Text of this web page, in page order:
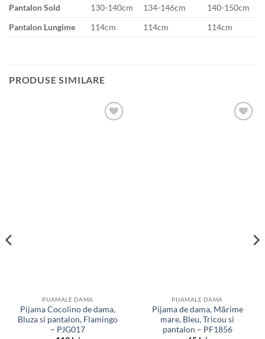
Pantalon Sold
130-140cm 134-146cm
140-150cm
Pantalon Lungime
114cm 114cm 114cm
PRODUSE SIMILARE
PIJAMALE DAMA
Pijama Cocolino de dama,
Bluza si pantalon, Flamingo
– PJG017
PIJAMALE DAMA
Pijama de dama, Mărime
mare, Bleu, Tricou si
pantalon – PF1856